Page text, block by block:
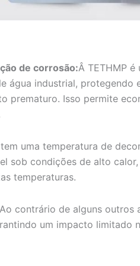
de corrosão:Â TETHMP
água industrial, protegendo
prematuro. Isso permite
tem uma temperatura de
sob condições de alto
temperaturas.
contrário de alguns outros
um impacto limitado